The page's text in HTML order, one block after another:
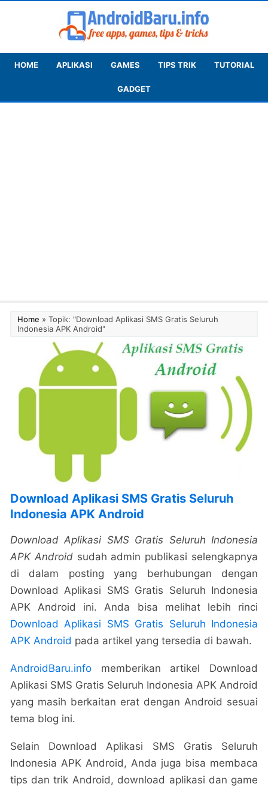
HOME APLIKASI GAMES TIPS TRIK TUTORIAL
GADGET
Home » Topik: "Download Aplikasi SMS Gratis Seluruh
Indonesia APK Android"
Download Aplikasi SMS Gratis Seluruh
Indonesia APK Android
Download Aplikasi SMS Gratis Seluruh Indonesia
APK Androidsudah admin publikasi selengkapnya
di dalam posting yang berhubungan dengan
Download Aplikasi SMS Gratis Seluruh Indonesia
APK Android ini. Anda bisa melihat lebih rinci
Download Aplikasi SMS Gratis Seluruh Indonesia
APK Android pada artikel yang tersedia di bawah.
AndroidBaru.infomemberikan artikel Download
Aplikasi SMS Gratis Seluruh Indonesia APK Android
yang masih berkaitan erat dengan Android sesuai
tema blog ini.
Selain Download Aplikasi SMS Gratis Seluruh
Indonesia APK Android, Anda juga bisa membaca
tips dan trik Android, download aplikasi dan game